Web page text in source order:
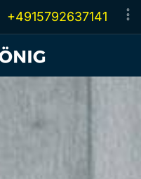
+4915792637141